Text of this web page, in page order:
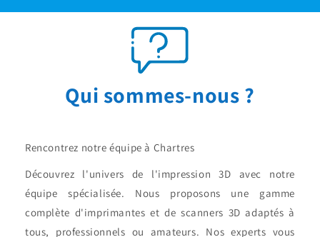
Qui sommes-nous ?
Rencontrez notre équipe à Chartres
Découvrez l'univers de l'impression 3D avec notre
équipe spécialisée. Nous proposons une gamme
complète d'imprimantes et de scanners 3D adaptés à
tous, professionnels ou amateurs. Nos experts vous